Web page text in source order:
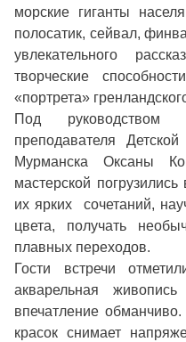
морские гиганты
полосатик, сейвал,
увлекательного
творческие
«портрета»
Под руководством
преподавателя
Мурманска Оксаны
мастерской
их ярких сочетаний,
цвета, получать
плавных переходов.
Гости встречи
акварельная
впечатление
красок снимает